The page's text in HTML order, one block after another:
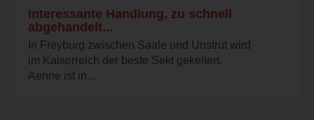
Interessante Handlung, zu schnell
abgehandelt...
In Freyburg zwischen Saale und Unstrut wird
im Kaiserreich der beste Sekt gekeltert.
Aenne ist in...